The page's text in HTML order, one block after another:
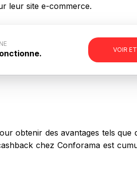
leur site e-commerce.
VOIR
possible que ce
obtenir des avantages tels que
chez Conforama est